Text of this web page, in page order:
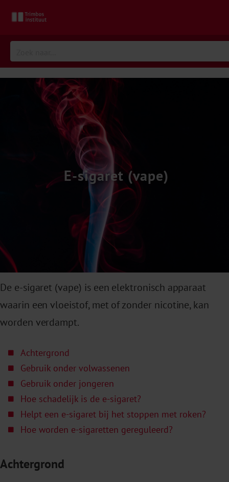
E-sigaret (vape)
De e-sigaret (vape) is een elektronisch apparaat
waarin een vloeistof, met of zonder nicotine, kan
worden verdampt.
Achtergrond
Gebruik onder volwassenen
Gebruik onder jongeren
Hoe schadelijk is de e-sigaret?
Helpt een e-sigaret bij het stoppen met roken?
Hoe worden e-sigaretten gereguleerd?
Achtergrond